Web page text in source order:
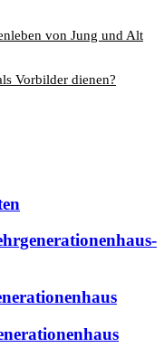
von Jung und Alt
Vorbilder dienen?